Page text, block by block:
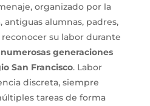
organizado por la
alumnas, padres,
su labor durante
generaciones
San Francisco. Labor
discreta, siempre
tareas de forma